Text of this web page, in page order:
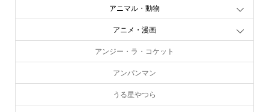
アニマル・動物
アニメ・漫画
アンジー・ラ・コケット
アンパンマン
うる星やつら